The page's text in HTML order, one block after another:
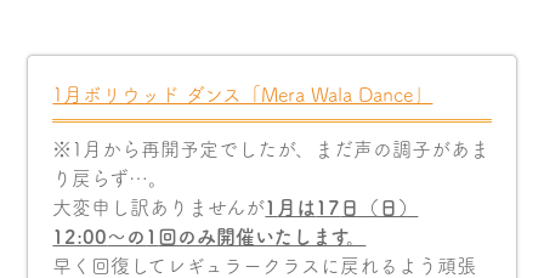
1月ボリウッド ダンス「Mera Wala Dance」
※1月から再開予定でしたが、まだ声の調子があま
り戻らず…。
大変申し訳ありませんが1 月は 17 日（日）
12:00〜の 1 回のみ開催いたします。
早く回復してレギュラークラスに戻れるよう頑張